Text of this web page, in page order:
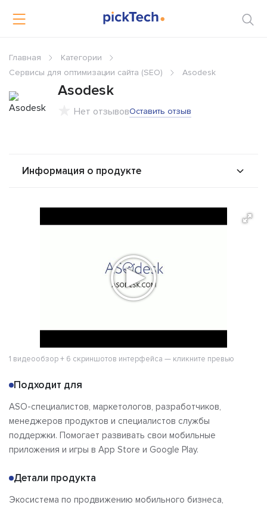
Главная
Категории
Сервисы для оптимизации сайта (SEO)
Asodesk
Asodesk
Нет отзывовОставить отзыв
Информация о продукте
1 видеообзор + 6 скриншотов интерфейса — кликните превью
Подходит для
ASO-специалистов, маркетологов, разработчиков,
менеджеров продуктов и специалистов службы
поддержки. Помогает развивать свои мобильные
приложения и игры в App Store и Google Play.
Детали продукта
Экосистема по продвижению мобильного бизнеса,